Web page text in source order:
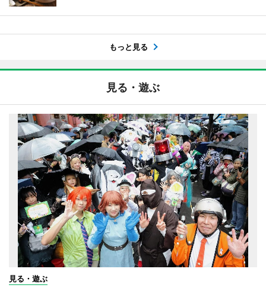
もっと見る
見る・遊ぶ
見る・遊ぶ